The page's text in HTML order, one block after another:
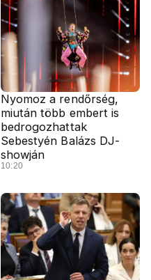
Nyomoz a rendőrség,
miután több embert is
bedrogozhattak
Sebestyén Balázs DJ-
showján
10:20